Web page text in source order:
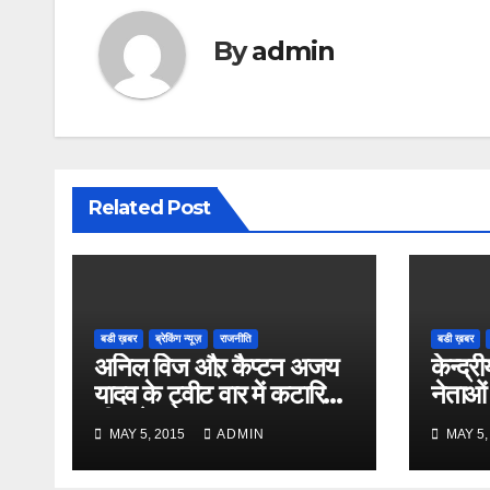
Byadmin
Related Post
बडी ख़बर ब्रेकिंग न्यूज़ राजनीति
अनिल विज औऱ कैप्टन अजय
यादव के ट्वीट वार में कटारिया
भी कूदे
MAY 5, 2015 ADMIN
बडी ख़बर
नेताओं
MAY